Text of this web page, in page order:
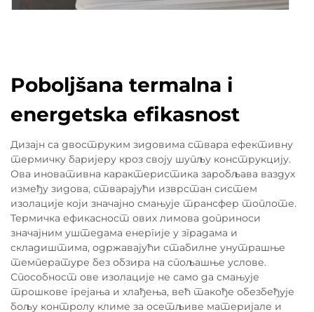
Poboljšana termalna i
energetska efikasnost
Дизајн са двоструким зидовима ствара ефективну
термичку баријеру кроз своју шупљу конструкцију.
Ова иновативна карактеристика заробљава ваздух
између зидова, стварајући изврстан систем
изолације који значајно смањује трансфер топлоте.
Термичка ефикасност ових лимова доприноси
значајним уштедама енергије у зградама и
складиштима, одржавајући стабилне унутрашње
температуре без обзира на спољашње услове.
Способност ове изолације не само да смањује
трошкове грејања и хлађења, већ такође обезбеђује
бољу контролу климе за осетљиве материјале и